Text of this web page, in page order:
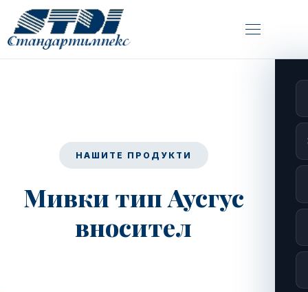
НАШИТЕ ПРОДУКТИ
Мивки тип Аусгус
вносител